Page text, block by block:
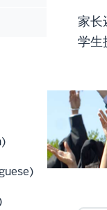
家长
学生